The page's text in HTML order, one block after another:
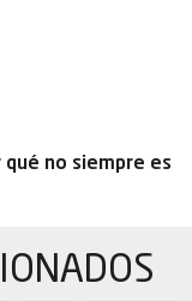
qué no siempre es